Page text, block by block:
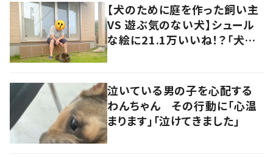
【犬のために庭を作った飼い主
VS 遊ぶ気のない犬】シュール
な絵に21.1万いいね！？「犬の
泣いている男の子を心配する
わんちゃん その行動に「心温
まります」「泣けてきました」